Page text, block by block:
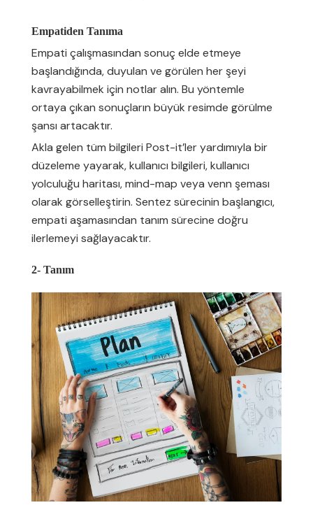
Empatiden Tanıma
Empati çalışmasından sonuç elde etmeye
başlandığında, duyulan ve görülen her şeyi
kavrayabilmek için notlar alın. Bu yöntemle
ortaya çıkan sonuçların büyük resimde görülme
şansı artacaktır.
Akla gelen tüm bilgileri Post-it’ler yardımıyla bir
düzeleme yayarak, kullanıcı bilgileri, kullanıcı
yolculuğu haritası, mind-map veya venn şeması
olarak görselleştirin. Sentez sürecinin başlangıcı,
empati aşamasından tanım sürecine doğru
ilerlemeyi sağlayacaktır.
2- Tanım